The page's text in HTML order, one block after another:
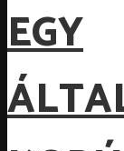
EGY